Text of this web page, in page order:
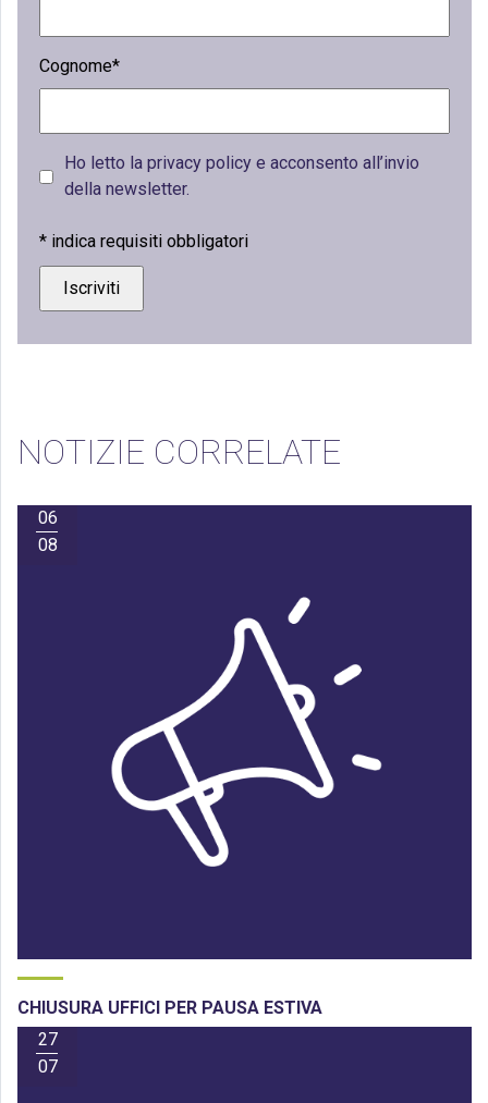
Cognome*
Ho letto la privacy policy e acconsento all’invio
della newsletter.
* indica requisiti obbligatori
NOTIZIE CORRELATE
06
08
CHIUSURA UFFICI PER PAUSA ESTIVA
27
07